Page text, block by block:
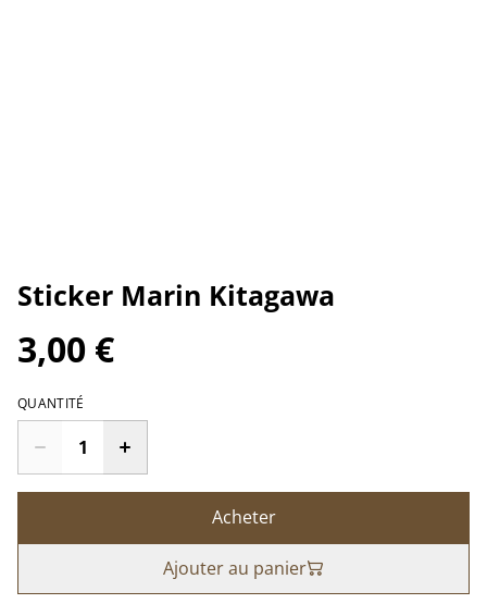
Sticker Marin Kitagawa
3,00 €
QUANTITÉ
Acheter
Ajouter au panier